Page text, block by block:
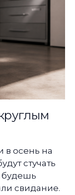
в осень на
стучать
будешь
свидание.